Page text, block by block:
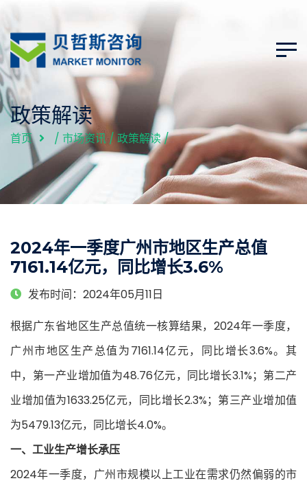
政策解读
首页 / 市场资讯/政策解读/
2024年一季度广州市地区生产总值
7161.14亿元，同比增长3.6%
发布时间：2024年05月11日
根据广东省地区生产总值统一核算结果，2024年一季度，
广州市地区生产总值为7161.14亿元，同比增长3.6%。其
中，第一产业增加值为48.76亿元，同比增长3.1%；第二产
业增加值为1633.25亿元，同比增长2.3%；第三产业增加值
为5479.13亿元，同比增长4.0%。
一、工业生产增长承压
2024年一季度，广州市规模以上工业在需求仍然偏弱的市